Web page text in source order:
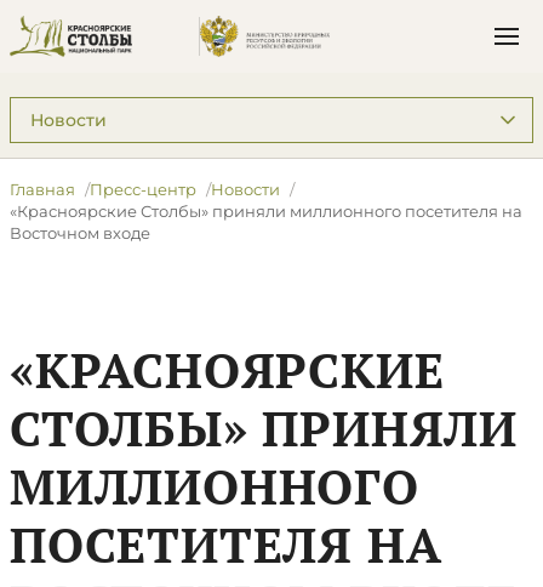
Подразделы: Пресс-центр
Главная Пресс-центр
Новости
«Красноярские Столбы» приняли миллионного посетителя на
Восточном входе
«КРАСНОЯРСКИЕ
СТОЛБЫ» ПРИНЯЛИ
МИЛЛИОННОГО
ПОСЕТИТЕЛЯ НА